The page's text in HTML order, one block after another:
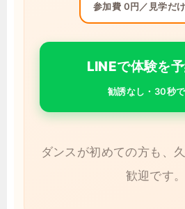
参加費 0円／見学だ
LINEで体験を
勧誘なし・30秒
ダンスが初めての方も、
歓迎です。